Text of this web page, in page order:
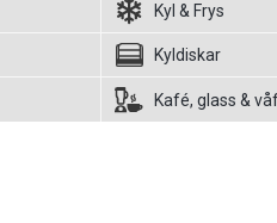
Kyl & Frys
Kyldiskar
Kafé, glass &